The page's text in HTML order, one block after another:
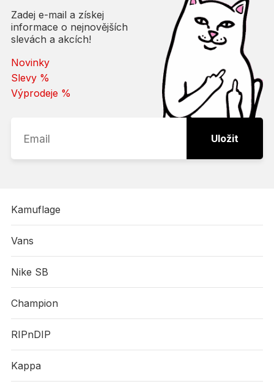
Zadej e-mail a získej
informace o nejnovějších
slevách a akcích!
Novinky
Slevy %
Výprodeje %
Uložit
Kamuflage
Vans
Nike SB
Champion
RIPnDIP
Kappa